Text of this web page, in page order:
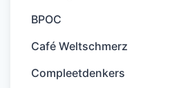
BPOC
Café Weltschmerz
Compleetdenkers